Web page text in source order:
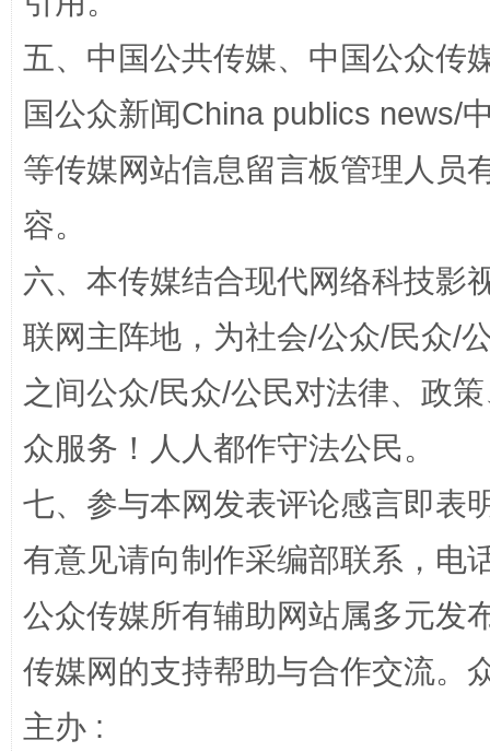
五、中国公共传媒、中国公众传
国公众新闻China publics news/
等传媒网站信息留言板管理人员
容。
六、本传媒结合现代网络科技影
联网主阵地，为社会/公众/民众/
之间公众/民众/公民对法律、政
众服务！人人都作守法公民。
七、参与本网发表评论感言即表
有意见请向制作采编部联系，电
公众传媒所有辅助网站属多元发
传媒网的支持帮助与合作交流。
主办 :